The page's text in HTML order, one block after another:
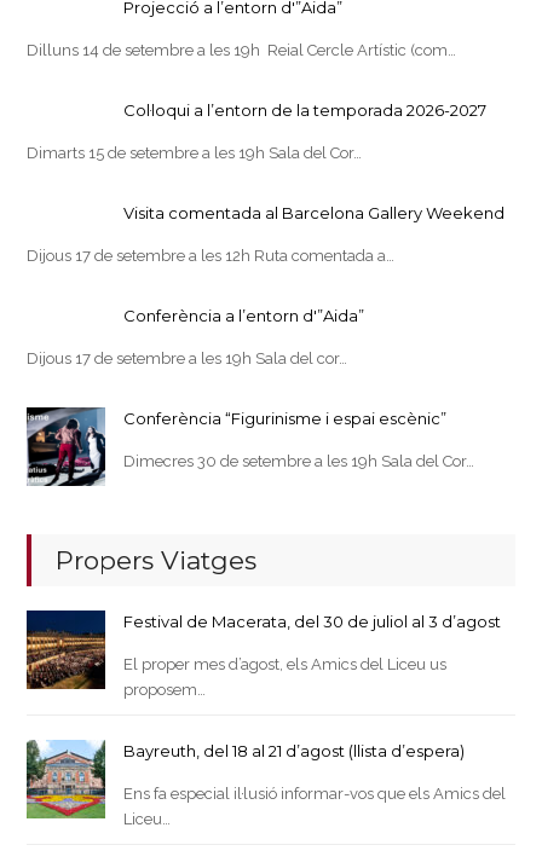
Projecció a l’entorn d'”Aida”
Dilluns 14 de setembre a les 19h Reial Cercle Artístic (com…
Col·loqui a l’entorn de la temporada 2026-2027
Dimarts 15 de setembre a les 19h Sala del Cor…
Visita comentada al Barcelona Gallery Weekend
Dijous 17 de setembre a les 12h Ruta comentada a…
Conferència a l’entorn d'”Aida”
Dijous 17 de setembre a les 19h Sala del cor…
Conferència “Figurinisme i espai escènic”
Dimecres 30 de setembre a les 19h Sala del Cor…
Propers Viatges
Festival de Macerata, del 30 de juliol al 3 d’agost
El proper mes d’agost, els Amics del Liceu us
proposem…
Bayreuth, del 18 al 21 d’agost (llista d’espera)
Ens fa especial il·lusió informar-vos que els Amics del
Liceu…